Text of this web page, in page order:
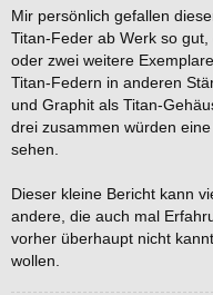
Mir persönlich gefallen
Titan-Feder ab Werk so
oder zwei weitere
Titan-Federn in anderen
und Graphit als Titan-
drei zusammen würden
sehen.
Dieser kleine Bericht kann
andere, die auch mal
vorher überhaupt nicht
wollen.